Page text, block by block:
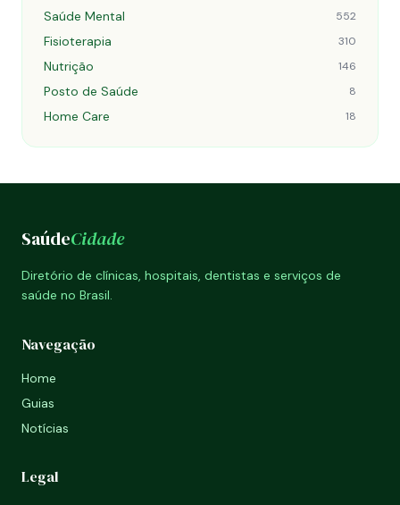
Saúde Mental 552
Fisioterapia 310
Nutrição 146
Posto de Saúde 8
Home Care 18
SaúdeCidade
Diretório de clínicas, hospitais, dentistas e serviços de
saúde no Brasil.
Navegação
Home
Guias
Notícias
Legal